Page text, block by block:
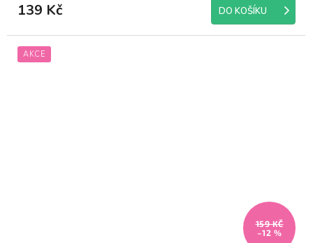
139 Kč DO KOŠÍKU
AKCE
159 KČ
–12 %